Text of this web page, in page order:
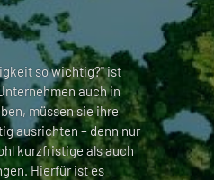
so wichtig?" ist
auch in
müssen sie ihre
ausrichten – denn nur
kurzfristige als auch
Hierfür ist es